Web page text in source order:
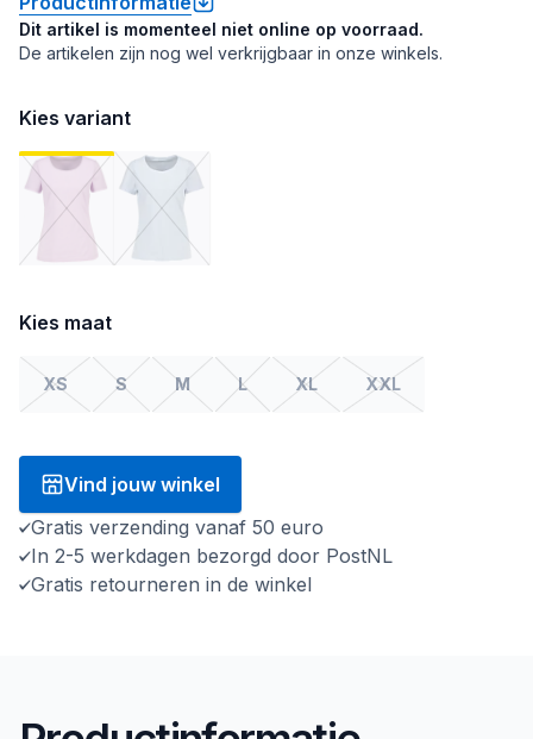
Dit artikel is momenteel niet online op voorraad.
De artikelen zijn nog wel verkrijgbaar in onze winkels.
Kies variant
Kies maat
XS S M L XL XXL
Vind jouw winkel
Gratis verzending vanaf 50 euro
In 2-5 werkdagen bezorgd door PostNL
Gratis retourneren in de winkel